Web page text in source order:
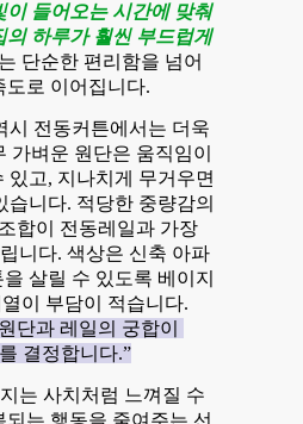
이 들어오는 시간에 맞춰
의 하루가 훨씬 부드럽게
단순한 편리함을 넘어
도로 이어집니다.
시 전동커튼에서는 더욱
가벼운 원단은 움직임이
있고, 지나치게 무거우면
습니다. 적당한 중량감의
합이 전동레일과 가장
니다. 색상은 신축 아파
살릴 수 있도록 베이지
이 부담이 적습니다.
단과 레일의 궁합이
결정합니다.”
는 사치처럼 느껴질 수